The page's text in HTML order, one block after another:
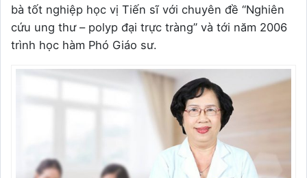
bà tốt nghiệp học vị Tiến sĩ với chuyên đề “Nghiên
cứu ung thư – polyp đại trực tràng” và tới năm 2006
trình học hàm Phó Giáo sư.